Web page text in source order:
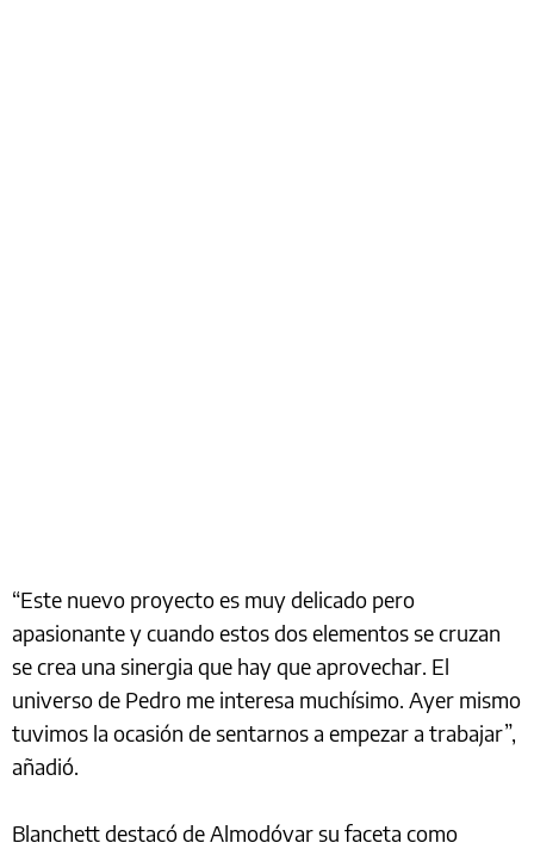
“Este nuevo proyecto es muy delicado pero
apasionante y cuando estos dos elementos se cruzan
se crea una sinergia que hay que aprovechar. El
universo de Pedro me interesa muchísimo. Ayer mismo
tuvimos la ocasión de sentarnos a empezar a trabajar”,
añadió.
Blanchett destacó de Almodóvar su faceta como